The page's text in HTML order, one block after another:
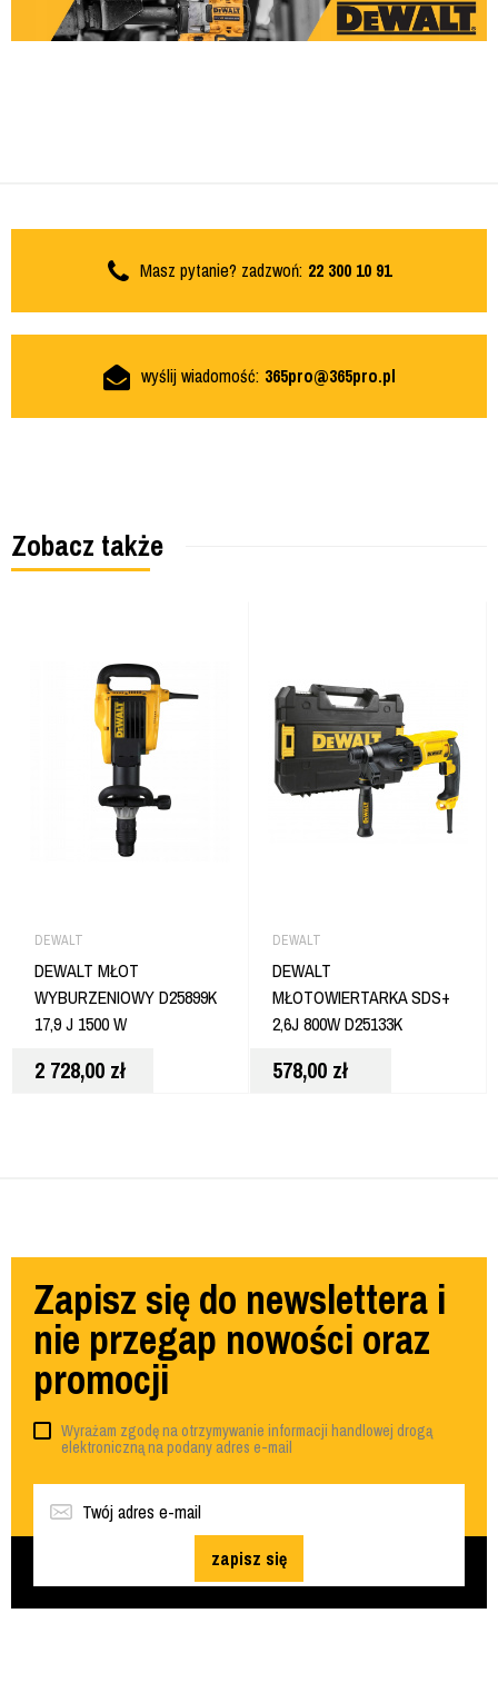
Masz pytanie? zadzwoń: 22 300 10 91
wyślij wiadomość: 365pro@365pro.pl
Zobacz także
DEWALT
DEWALT MŁOT
WYBURZENIOWY D25899K
17,9 J 1500 W
2 728,00 zł
DEWALT
DEWALT
MŁOTOWIERTARKA SDS+
2,6J 800W D25133K
578,00 zł
Zapisz się do newslettera i
nie przegap nowości oraz
promocji
Wyrażam zgodę na otrzymywanie informacji handlowej drogą
elektroniczną na podany adres e-mail
zapisz się